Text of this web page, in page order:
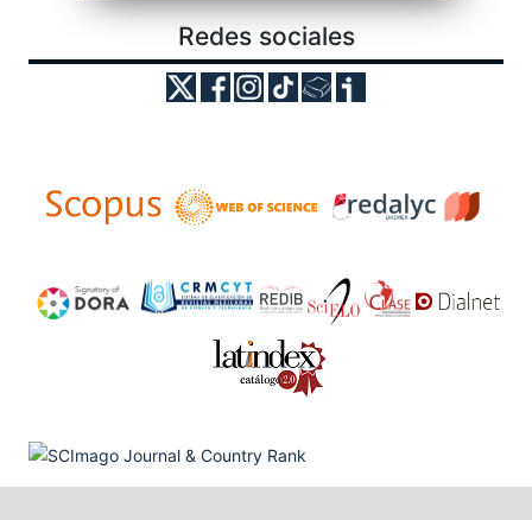
Redes sociales